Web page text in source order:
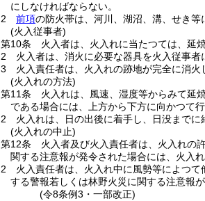
にしなければならない。
2
前項の防火帯は、河川、湖沼、溝、せき等
(火入従事者)
第10条
火入者は、火入れに当たつては、延
2
火入者は、消火に必要な器具を火入従事者
3
火入責任者は、火入れの跡地が完全に消
(火入れの方法)
第11条
火入れは、風速、湿度等からみて延
である場合には、上方から下方に向かつて
2
火入れは、日の出後に着手し、日没までに
(火入れの中止)
第12条
火入者及び火入責任者は、火入れの
関する注意報が発令された場合には、火入
2
火入責任者は、火入れ中に風勢等によつ
する警報若しくは林野火災に関する注意報
(令8条例3・一部改正)